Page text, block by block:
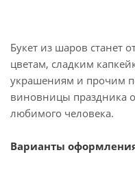
Букет из шаров станет
цветам, сладким
украшениям и прочим
виновницы праздника
любимого человека.
Варианты